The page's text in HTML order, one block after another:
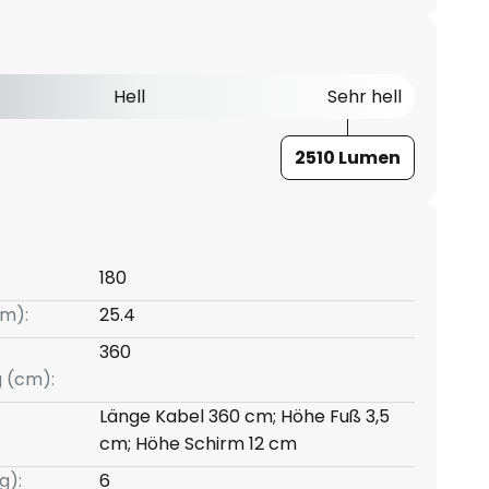
Hell Sehr hell
2510 Lumen
180
25.4
(cm):
360
Länge Kabel 360 cm; Höhe Fuß 3,5
cm; Höhe Schirm 12 cm
6